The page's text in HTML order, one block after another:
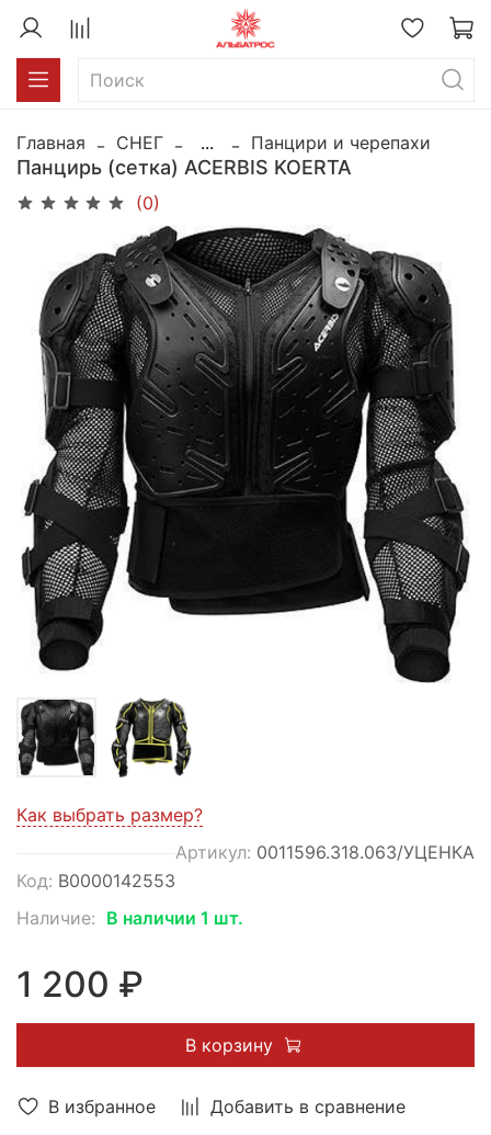
Главная СНЕГ ... Панцири и черепахи
Панцирь (сетка) ACERBIS KOERTA
(0)
В избранное Добавить в сравнение
Как выбрать размер?
Код: В0000142553
Артикул: 0011596.318.063/УЦЕНКА
Наличие: В наличии 1 шт.
1 200 ₽
В корзину